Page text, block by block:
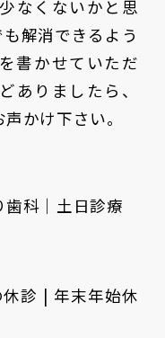
なくないかと思
解消できるよう
書かせていただ
ありましたら、
かけ下さい。
科｜土日診療
診 | 年末年始休